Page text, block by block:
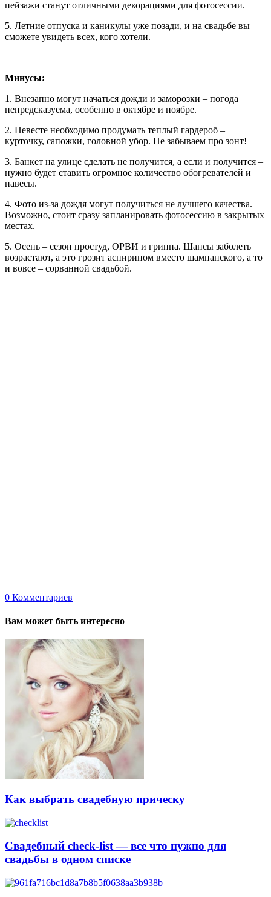
пейзажи станут отличными декорациями для фотосессии.
5. Летние отпуска и каникулы уже позади, и на свадьбе вы
сможете увидеть всех, кого хотели.
Минусы:
1. Внезапно могут начаться дожди и заморозки – погода
непредсказуема, особенно в октябре и ноябре.
2. Невесте необходимо продумать теплый гардероб –
курточку, сапожки, головной убор. Не забываем про зонт!
3. Банкет на улице сделать не получится, а если и получится –
нужно будет ставить огромное количество обогревателей и
навесы.
4. Фото из-за дождя могут получиться не лучшего качества.
Возможно, стоит сразу запланировать фотосессию в закрытых
местах.
5. Осень – сезон простуд, ОРВИ и гриппа. Шансы заболеть
возрастают, а это грозит аспирином вместо шампанского, а то
и вовсе – сорванной свадьбой.
0 Комментариев
Вам может быть интересно
Как выбрать свадебную прическу
Свадебный сheck-list — все что нужно для
свадьбы в одном списке